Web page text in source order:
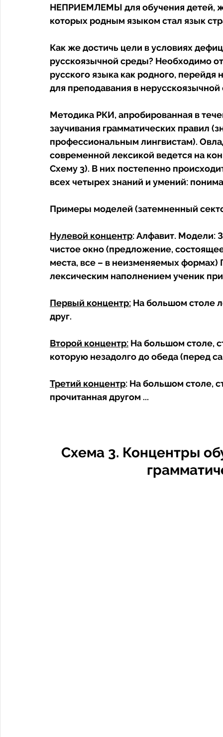
НЕПРИЕМЛЕМЫ для обучения детей,
которых родным языком стал язык
Как же достичь цели в условиях
русскоязычной среды? Необходимо
русского языка как родного,
для преподавания в
Методика РКИ, апробированная в
заучивания грамматических правил
профессиональным лингвистам).
современной лексикой ведется на
Схему 3). В них постепенно
всех четырех знаний и умений:
Примеры моделей (затемненный
Нулевой концентр: Алфавит. Модели:
чистое окно (предложение,
места, все – в неизменяемых формах)
лексическим наполнением ученик
Первый концентр: На большом столе
друг.
Второй концентр: На большом столе,
которую незадолго до обеда (перед
Третий концентр: На большом столе,
прочитанная другом ...
Схема 3. Концентры